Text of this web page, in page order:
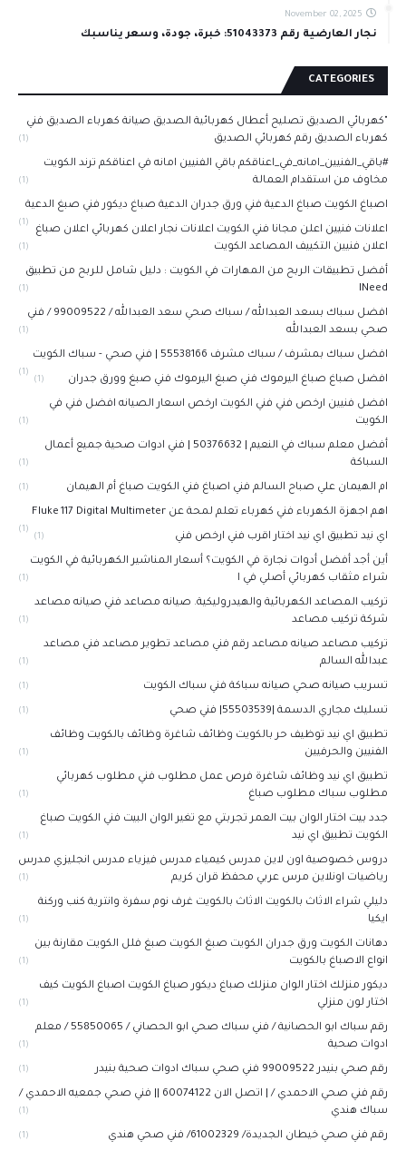
November 02, 2025
نجار العارضية رقم 51043373: خبرة، جودة، وسعر يناسبك
CATEGORIES
"كهربائي الصديق تصليح أعطال كهربائية الصديق صيانة كهرباء الصديق فني
كهرباء الصديق رقم كهربائي الصديق
(1)
#باقي_الفنيين_امانه_في_اعناقكم باقي الفنيين امانه في اعناقكم ترند الكويت
مخاوف من استقدام العمالة
(1)
اصباغ الكويت صباغ الدعية فني ورق جدران الدعية صباغ ديكور فني صبغ الدعية
(1)
اعلانات فنيين اعلن مجانا فني الكويت اعلانات نجار اعلان كهربائي اعلان صباغ
اعلان فنيين التكييف المصاعد الكويت
(1)
أفضل تطبيقات الربح من المهارات في الكويت : دليل شامل للربح من تطبيق
INeed
(1)
افضل سباك بسعد العبدالله / سباك صحي سعد العبدالله / 99009522 / فني
صحي بسعد العبدالله
(1)
افضل سباك بمشرف / سباك مشرف 55538166 | فني صحي - سباك الكويت
(1)
افضل صباغ صباغ اليرموك فني صبغ اليرموك فني صبغ وورق جدران (1)
افضل فنيين ارخص فني فني الكويت ارخص اسعار الصيانه افضل فني في
الكويت
(1)
أفضل معلم سباك في النعيم | 50376632 | فني ادوات صحية جميع أعمال
السباكة
(1)
ام الهيمان علي صباح السالم فني اصباغ فني الكويت صباغ أم الهيمان (1)
اهم اجهزة الكهرباء فني كهرباء تعلم لمحة عن Fluke 117 Digital Multimeter
(1)
اي نيد تطبيق اي نيد اختار اقرب فني ارخص فني (1)
أين أجد أفضل أدوات نجارة في الكويت؟ أسعار المناشير الكهربائية في الكويت
شراء مثقاب كهربائي أصلي في ا
(1)
تركيب المصاعد الكهربائية والهيدروليكية. صيانه مصاعد فني صيانه مصاعد
شركة تركيب مصاعد
(1)
تركيب مصاعد صيانه مصاعد رقم فني مصاعد تطوير مصاعد فني مصاعد
عبدالله السالم
(1)
تسريب صيانه صحي صيانه سباكة فني سباك الكويت (1)
تسليك مجاري الدسمة |55503539| فني صحي (1)
تطبيق اي نيد توظيف حر بالكويت وظائف شاغرة وظائف بالكويت وظائف
الفنيين والحرفيين
(1)
تطبيق اي نيد وظائف شاغرة فرص عمل مطلوب فني مطلوب كهربائي
مطلوب سباك مطلوب صباغ
(1)
جدد بيت اختار الوان بيت العمر تجربتي مع تغير الوان البيت فني الكويت صباغ
الكويت تطبيق اي نيد
(1)
دروس خصوصية اون لاين مدرس كيمياء مدرس فيزياء مدرس انجليزي مدرس
رياضيات اونلاين مرس عربي محفظ قران كريم
(1)
دليلي شراء الاثاث بالكويت الاثاث بالكويت غرف نوم سفرة وانترية كنب وركنة
ايكيا
(1)
دهانات الكويت ورق جدران الكويت صبغ الكويت صبغ فلل الكويت مقارنة بين
انواع الاصباغ بالكويت
(1)
ديكور منزلك اختار الوان منزلك صباغ ديكور صباغ الكويت اصباغ الكويت كيف
اختار لون منزلي
(1)
رقم سباك ابو الحصانية / فني سباك صحي ابو الحصاني / 55850065 / معلم
ادوات صحية
(1)
رقم صحي بنيدر 99009522 فني صحي سباك ادوات صحية بنيدر (1)
رقم فني صحي الاحمدي / | اتصل الان 60074122 || فني صحي جمعيه الاحمدي /
سباك هندي
(1)
رقم فني صحي خيطان الجديدة/ 61002329/ فني صحي هندي (1)